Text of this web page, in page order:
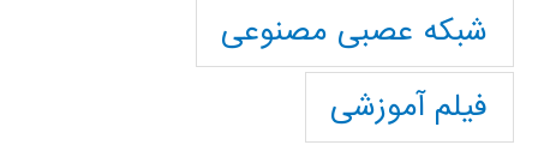
شبکه عصبی مصنوعی
فیلم آموزشی